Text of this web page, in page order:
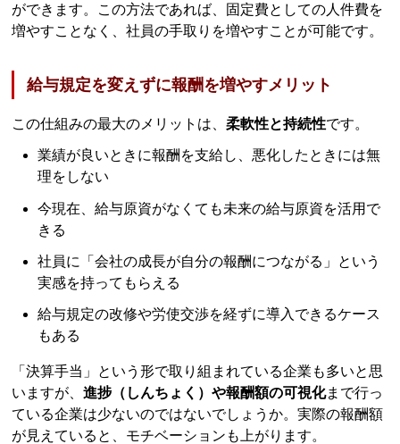
ができます。この方法であれば、固定費としての人件費を
増やすことなく、社員の手取りを増やすことが可能です。
給与規定を変えずに報酬を増やすメリット
この仕組みの最大のメリットは、柔軟性と持続性です。
業績が良いときに報酬を支給し、悪化したときには無
理をしない
今現在、給与原資がなくても未来の給与原資を活用で
きる
社員に「会社の成長が自分の報酬につながる」という
実感を持ってもらえる
給与規定の改修や労使交渉を経ずに導入できるケース
もある
「決算手当」という形で取り組まれている企業も多いと思
いますが、進捗（しんちょく）や報酬額の可視化まで行っ
ている企業は少ないのではないでしょうか。実際の報酬額
が見えていると、モチベーションも上がります。